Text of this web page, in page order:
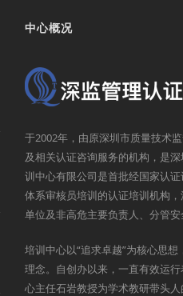
中心概况
于2002年，由原深圳市质量技术
及相关认证咨询服务的机构，是
训中心有限公司是首批经国家认
体系审核员培训的认证培训机构
单位及非高危主要负责人、分管
培训中心以“追求卓越”为核心思
理念。自创办以来，一直有效运
心主任石岩教授为学术教研带头